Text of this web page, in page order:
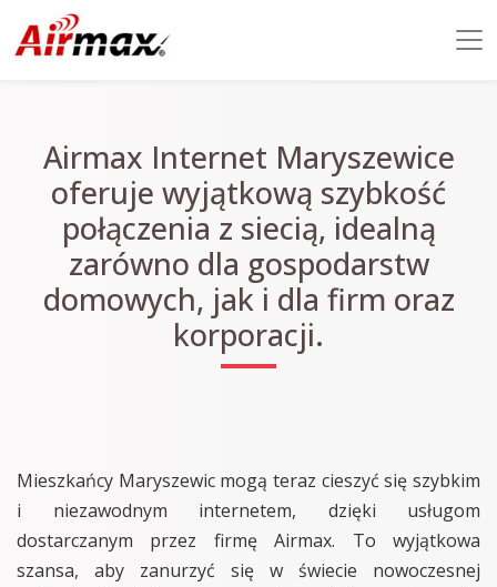
Airmax Internet Maryszewice
oferuje wyjątkową szybkość
połączenia z siecią, idealną
zarówno dla gospodarstw
domowych, jak i dla firm oraz
korporacji.
Mieszkańcy Maryszewic mogą teraz cieszyć się szybkim
i niezawodnym internetem, dzięki usługom
dostarczanym przez firmę Airmax. To wyjątkowa
szansa, aby zanurzyć się w świecie nowoczesnej